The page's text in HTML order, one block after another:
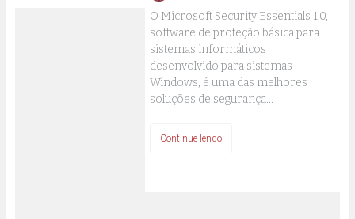
O Microsoft Security Essentials 1.0,
software de proteção básica para
sistemas informáticos
desenvolvido para sistemas
Windows, é uma das melhores
soluções de segurança…
Continue lendo